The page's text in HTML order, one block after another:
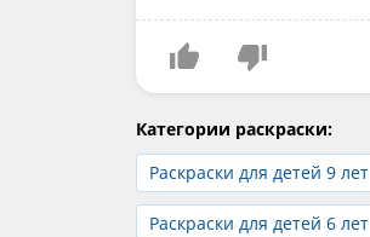
Категории раскраски:
Раскраски для детей 9 лет
Раскраски для детей 6 лет